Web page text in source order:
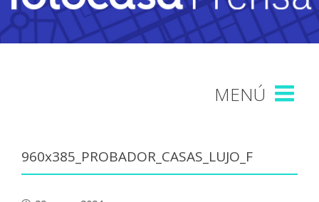
960x385_PROBADOR_CASAS_LUJO_F